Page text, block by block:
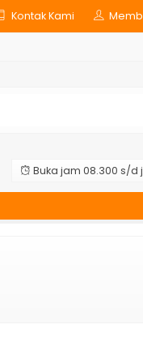
Kontak Kami
Buka jam 08.300 s/d